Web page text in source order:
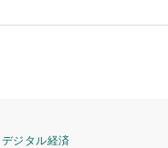
デジタル経済